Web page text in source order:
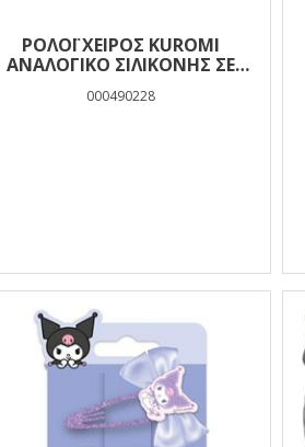
ΡΟΛΌΙ ΧΕΙΡΌΣ KUROMI
ΑΝΑΛΟΓΙΚΌ ΣΙΛΙΚΌΝΗΣ ΣΕ
000490228